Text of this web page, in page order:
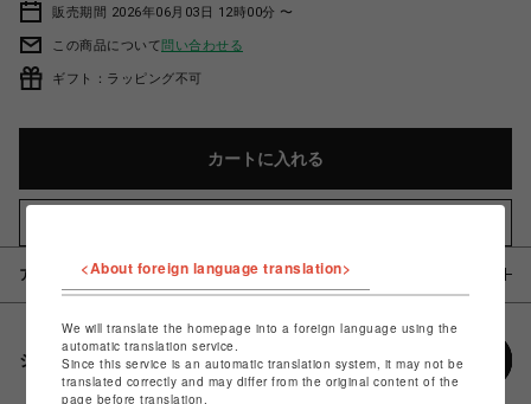
販売期間 2026年06月03日 12時00分 〜
この商品について問い合わせる
ギフト：ラッピング不可
カートに入れる
アイテム説明 / 素材
シェアする
<About foreign language translation>
We will translate the homepage into a foreign language using the
automatic translation service.
Since this service is an automatic translation system, it may not be
translated correctly and may differ from the original content of the
page before translation.